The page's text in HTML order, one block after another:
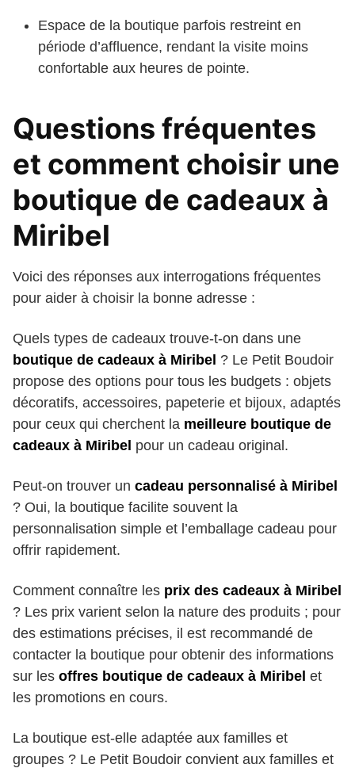
Espace de la boutique parfois restreint en
période d’affluence, rendant la visite moins
confortable aux heures de pointe.
Questions fréquentes
et comment choisir une
boutique de cadeaux à
Miribel
Voici des réponses aux interrogations fréquentes
pour aider à choisir la bonne adresse :
Quels types de cadeaux trouve-t-on dans une
boutique de cadeaux à Miribel ? Le Petit Boudoir
propose des options pour tous les budgets : objets
décoratifs, accessoires, papeterie et bijoux, adaptés
pour ceux qui cherchent la meilleure boutique de
cadeaux à Miribel pour un cadeau original.
Peut-on trouver un cadeau personnalisé à Miribel
? Oui, la boutique facilite souvent la
personnalisation simple et l’emballage cadeau pour
offrir rapidement.
Comment connaître les prix des cadeaux à Miribel
? Les prix varient selon la nature des produits ; pour
des estimations précises, il est recommandé de
contacter la boutique pour obtenir des informations
sur les offres boutique de cadeaux à Miribel et
les promotions en cours.
La boutique est-elle adaptée aux familles et
groupes ? Le Petit Boudoir convient aux familles et